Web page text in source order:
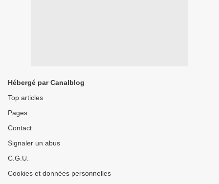
Hébergé par Canalblog
Top articles
Pages
Contact
Signaler un abus
C.G.U.
Cookies et données personnelles